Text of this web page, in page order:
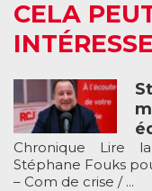
CELA
Chronique Lire
Stéphane Fouks
– Com de crise / ...